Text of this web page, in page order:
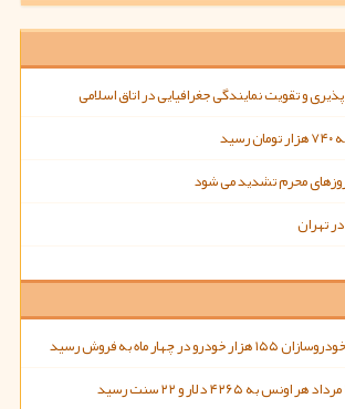
و تقویت نمایندگی جغرافیایی در اتاق اسلامی
محرم تشدید می شود